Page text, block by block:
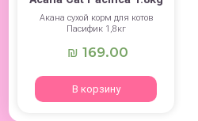
Акана сухой корм для котов
Пасифик 1,8кг
₪ 169.00
В корзину